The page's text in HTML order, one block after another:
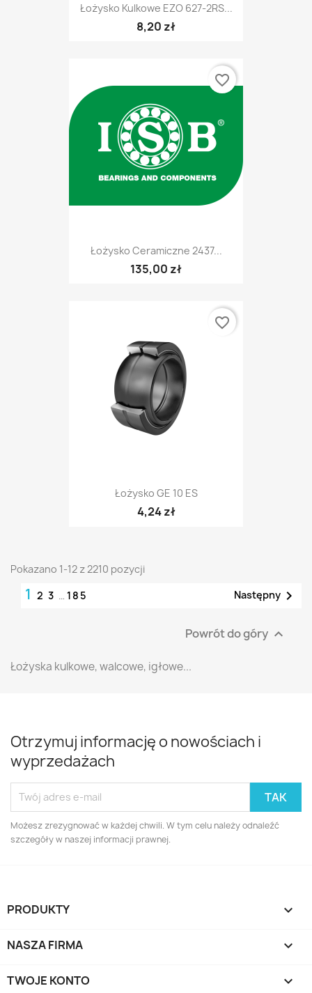
Łożysko Kulkowe EZO 627-2RS...
8,20 zł
Łożysko Ceramiczne 2437...
135,00 zł
favorite_border
Łożysko GE 10 ES
4,24 zł
favorite_border
Pokazano 1-12 z 2210 pozycji
1 2 3 … 185 Następny 
Powrót do góry 
Łożyska kulkowe, walcowe, igłowe...
Otrzymuj informację o nowościach i
wyprzedażach
Możesz zrezygnować w każdej chwili. W tym celu należy odnaleźć
szczegóły w naszej informacji prawnej.
PRODUKTY 
NASZA FIRMA 
TWOJE KONTO 